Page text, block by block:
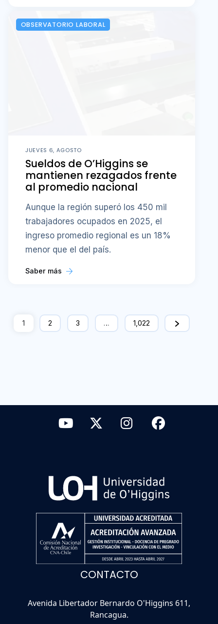
OBSERVATORIO LABORAL
JUEVES 6, AGOSTO
Sueldos de O’Higgins se
mantienen rezagados frente
al promedio nacional
Aunque la región superó los 450 mil
trabajadores ocupados en 2025, el
ingreso promedio regional es un 18%
menor que el del país.
Saber más
1 2 3 … 1,022
CONTACTO
Avenida Libertador Bernardo O'Higgins 611,
Rancagua.